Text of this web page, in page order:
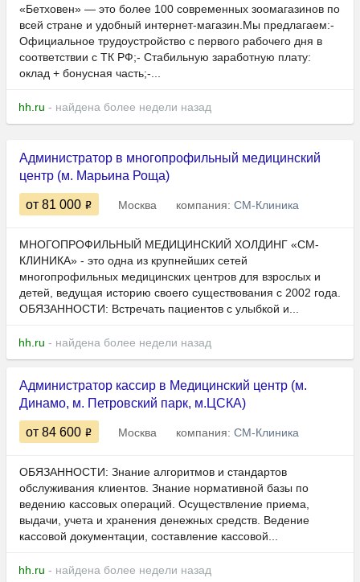
«Бетховен» — это более 100 современных зоомагазинов по
всей стране и удобный интернет-магазин.Мы предлагаем:-
Официальное трудоустройство с первого рабочего дня в
соответствии с ТК РФ;- Стабильную заработную плату:
оклад + бонусная часть;-...
hh.ru - найдена более недели назад
Администратор в многопрофильный медицинский
центр (м. Марьина Роща)
от 81 000 Москва компания: СМ-Клиника
МНОГОПРОФИЛЬНЫЙ МЕДИЦИНСКИЙ ХОЛДИНГ «СМ-
КЛИНИКА» - это одна из крупнейших сетей
многопрофильных медицинских центров для взрослых и
детей, ведущая историю своего существования с 2002 года.
ОБЯЗАННОСТИ: Встречать пациентов с улыбкой и...
hh.ru - найдена более недели назад
Администратор кассир в Медицинский центр (м.
Динамо, м. Петровский парк, м.ЦСКА)
от 84 600 Москва компания: СМ-Клиника
ОБЯЗАННОСТИ: Знание алгоритмов и стандартов
обслуживания клиентов. Знание нормативной базы по
ведению кассовых операций. Осуществление приема,
выдачи, учета и хранения денежных средств. Ведение
кассовой документации, составление кассовой...
hh.ru - найдена более недели назад